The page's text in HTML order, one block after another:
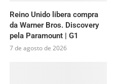
Reino Unido libera compra
da Warner Bros. Discovery
pela Paramount | G1
7 de agosto de 2026